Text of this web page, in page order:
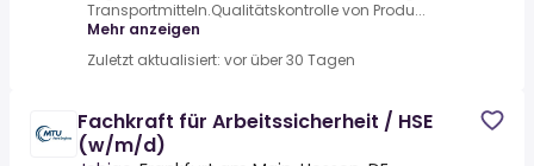
Transportmitteln.Qualitätskontrolle von Produ...
Mehr anzeigen
Zuletzt aktualisiert: vor über 30 Tagen
Fachkraft für Arbeitssicherheit / HSE
(w/m/d)